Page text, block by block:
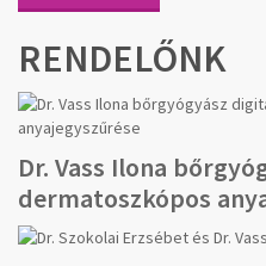
RENDELŐNK
Dr. Vass Ilona
dermatoszkópos